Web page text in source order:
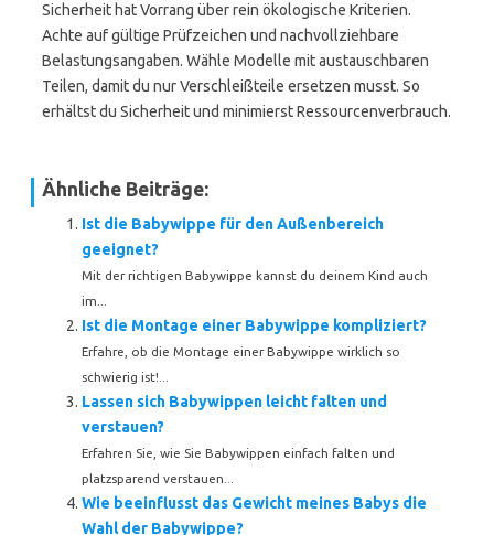
Sicherheit hat Vorrang über rein ökologische Kriterien.
Achte auf gültige Prüfzeichen und nachvollziehbare
Belastungsangaben. Wähle Modelle mit austauschbaren
Teilen, damit du nur Verschleißteile ersetzen musst. So
erhältst du Sicherheit und minimierst Ressourcenverbrauch.
Ähnliche Beiträge:
Ist die Babywippe für den Außenbereich
geeignet?
Mit der richtigen Babywippe kannst du deinem Kind auch
im...
Ist die Montage einer Babywippe kompliziert?
Erfahre, ob die Montage einer Babywippe wirklich so
schwierig ist!...
Lassen sich Babywippen leicht falten und
verstauen?
Erfahren Sie, wie Sie Babywippen einfach falten und
platzsparend verstauen...
Wie beeinflusst das Gewicht meines Babys die
Wahl der Babywippe?